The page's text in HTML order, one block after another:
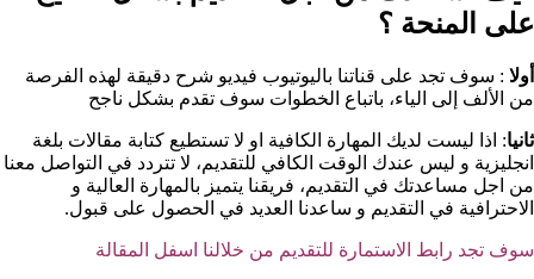
على المنحة ؟​
أولا : سوف تجد على قناتنا باليوتيوب فيديو شرح دقيقة لهذه الفرصة
من الألف إلى الياء، باتباع الخطوات سوف تقدم بشكل ناجح
ثانيا: اذا ليست لديك المهارة الكافية او لا تستطيع كتابة مقالات بلغة
انجليزية و ليس عندك الوقت الكافي للتقديم، لا تتردد في التواصل معنا
من اجل مساعدتك في التقديم، فريقنا يتميز بالمهارة العالية و
الاحترافية في التقديم و ساعدنا العديد في الحصول على قبول.
سوف تجد رابط الاستمارة للتقديم من خلالنا اسفل المقالة